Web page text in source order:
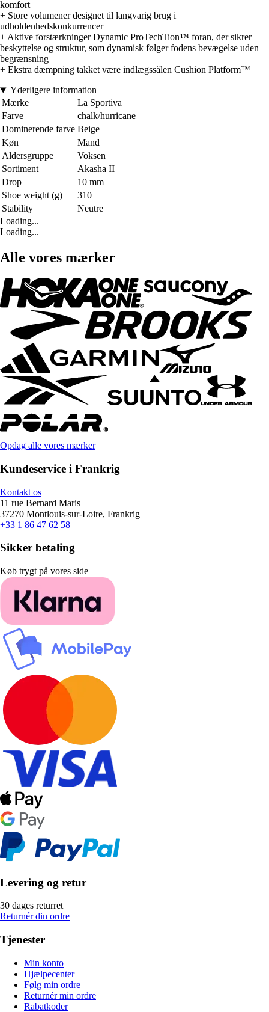
komfort
+ Store volumener designet til langvarig brug i
udholdenhedskonkurrencer
+ Aktive forstærkninger Dynamic ProTechTion™ foran, der sikrer
beskyttelse og struktur, som dynamisk følger fodens bevægelse uden
begrænsning
+ Ekstra dæmpning takket være indlægssålen Cushion Platform™
Yderligere information
Mærke
La Sportiva
Farve
chalk/hurricane
Dominerende farve Beige
Køn
Mand
Aldersgruppe
Voksen
Sortiment
Akasha II
Drop
10 mm
Shoe weight (g)
310
Stability
Neutre
Loading...
Loading...
Alle vores mærker
Opdag alle vores mærker
Kundeservice i Frankrig
Kontakt os
11 rue Bernard Maris
37270 Montlouis-sur-Loire, Frankrig
+33 1 86 47 62 58
Sikker betaling
Køb trygt på vores side
Levering og retur
30 dages returret
Returnér din ordre
Tjenester
Min konto
Hjælpecenter
Følg min ordre
Returnér min ordre
Rabatkoder